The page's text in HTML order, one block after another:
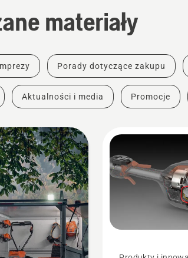
materiały
Porady dotyczące zakupu
Aktualności i media Promocje